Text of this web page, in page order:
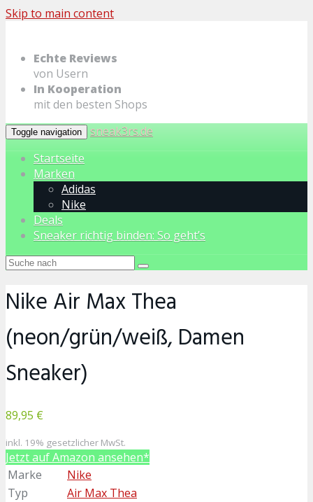
Skip to main content
Echte Reviews
von Usern
In Kooperation
mit den besten Shops
Toggle navigation
sneak3rs.de
Startseite
Marken
Adidas
Nike
Deals
Sneaker richtig binden: So geht’s
Nike Air Max Thea
(neon/grün/weiß, Damen
Sneaker)
89,95 €
inkl. 19% gesetzlicher MwSt.
Jetzt auf Amazon ansehen*
Marke
Nike
Typ
Air Max Thea